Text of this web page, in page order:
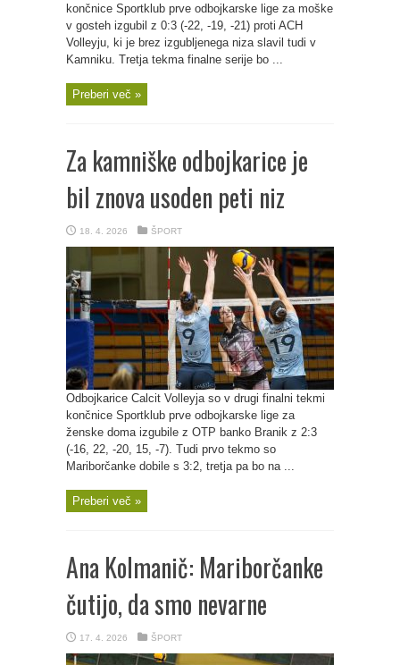
končnice Sportklub prve odbojkarske lige za moške
v gosteh izgubil z 0:3 (-22, -19, -21) proti ACH
Volleyju, ki je brez izgubljenega niza slavil tudi v
Kamniku. Tretja tekma finalne serije bo ...
Preberi več »
Za kamniške odbojkarice je
bil znova usoden peti niz
18. 4. 2026 ŠPORT
Odbojkarice Calcit Volleyja so v drugi finalni tekmi
končnice Sportklub prve odbojkarske lige za
ženske doma izgubile z OTP banko Branik z 2:3
(-16, 22, -20, 15, -7). Tudi prvo tekmo so
Mariborčanke dobile s 3:2, tretja pa bo na ...
Preberi več »
Ana Kolmanič: Mariborčanke
čutijo, da smo nevarne
17. 4. 2026 ŠPORT